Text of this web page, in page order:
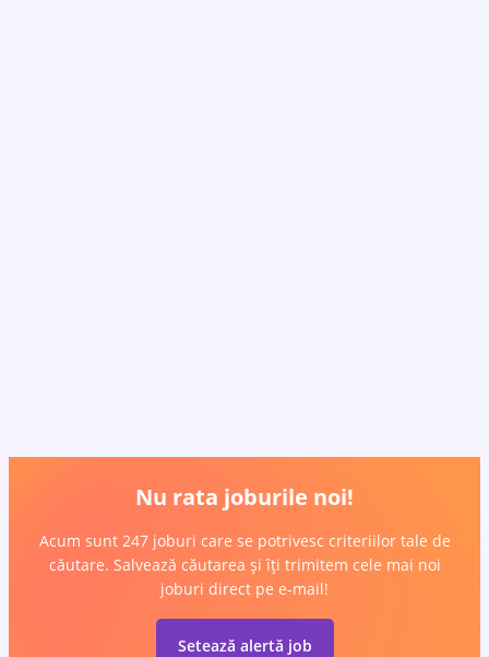
Nu rata joburile noi!
Acum sunt 247 joburi care se potrivesc criteriilor tale de
căutare. Salvează căutarea și îți trimitem cele mai noi
joburi direct pe e-mail!
Setează alertă job